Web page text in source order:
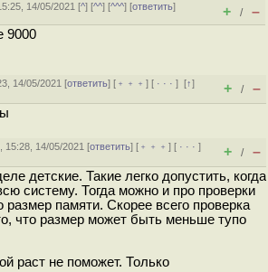
14/05/2021 [^] [^^] [^^^] [ответить]
+ / –
9000
14/05/2021 [ответить] [ ﹢﹢﹢] [ · · ·][↑]
+ / –
15:28, 14/05/2021 [ответить] [ ﹢﹢﹢] [ · · ·]
+ / –
детские. Такие легко допустить, когда
систему. Тогда можно и про проверки
размер памяти. Скорее всего проверка
что размер может быть меньше тупо
раст не поможет. Только